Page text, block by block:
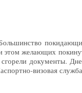
этом желающих
документы.
визовая